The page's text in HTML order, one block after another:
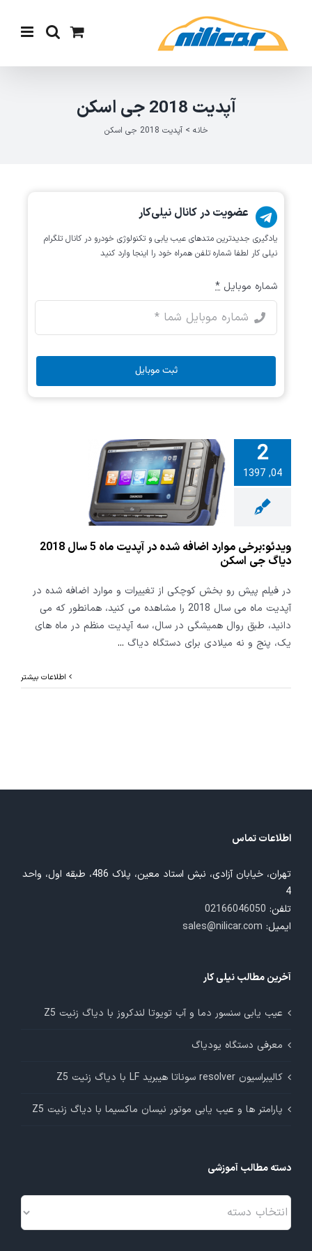
content
آپدیت 2018 جی اسکن
خانه >آپدیت 2018 جی اسکن
2
04, 1397
موارد
در آپدیت
ماه 5 سال 2018
جی اسکن
ویدئو:برخی موارد اضافه شده در آپدیت ماه 5 سال 2018
دیاگ جی اسکن
در فیلم پیش رو بخش کوچکی از تغییرات و موارد اضافه شده در
آپدیت ماه می سال 2018 را مشاهده می کنید، همانطور که می
دانید، طبق روال همیشگی در سال، سه آپدیت منظم در ماه های
یک، پنج و نه میلادی برای دستگاه دیاگ ...
اطلاعات بیشتر
عضویت در کانال نیلی‌کار
یادگیری جدیدترین متد‌های عیب یابی‌ و تکنولوژی خودرو در کانال تلگرام
نیلی کار لطفا شماره تلفن همراه خود را اینجا وارد کنید
شماره موبایل *
ثبت موبایل
اطلاعات تماس
تهران، خیابان آزادی، نبش استاد معین، پلاک 486، طبقه اول، واحد
4
تلفن: 02166046050
ایمیل: sales@nilicar.com
آخرین مطالب نیلی کار
عیب یابی سنسور دما و آب تویوتا لندکروز با دیاگ زنیت Z5
معرفی دستگاه یودیاگ
کالیبراسیون resolver سوناتا هیبرید LF با دیاگ زنیت Z5
پارامتر ها و عیب یابی موتور نیسان ماکسیما با دیاگ زنیت Z5
دسته مطالب آموزشی
دسته